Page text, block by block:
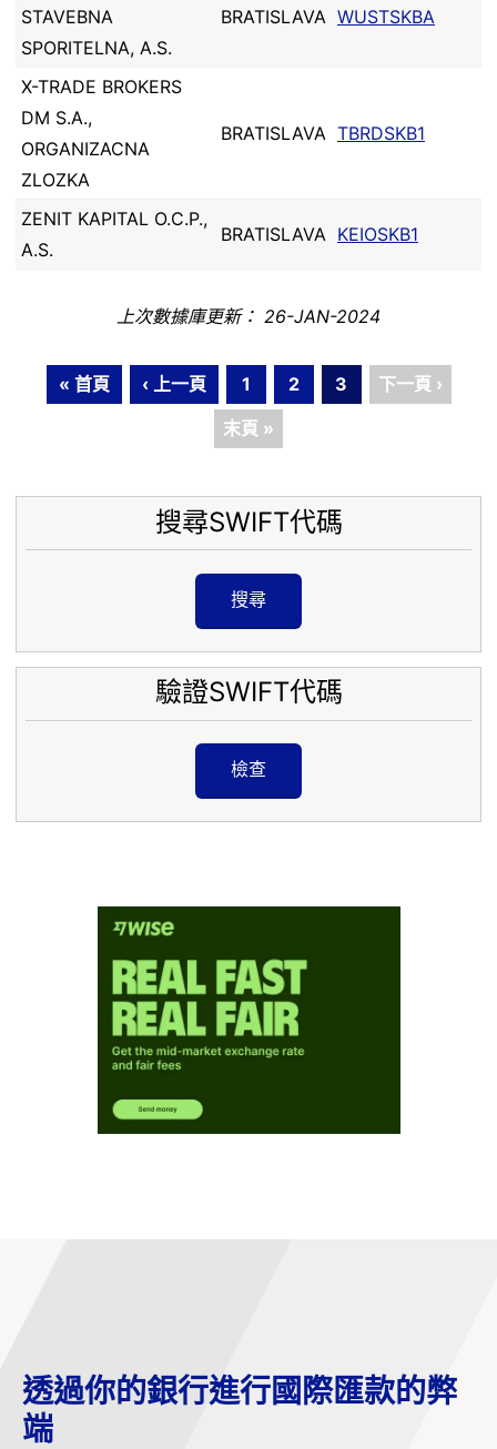
STAVEBNA
SPORITELNA, A.S.
BRATISLAVA WUSTSKBA
X-TRADE BROKERS
DM S.A.,
ORGANIZACNA
ZLOZKA
BRATISLAVA TBRDSKB1
ZENIT KAPITAL O.C.P.,
A.S.
BRATISLAVA KEIOSKB1
上次數據庫更新： 26-JAN-2024
« 首頁 ‹ 上一頁 1 2 3
下一頁 ›
末頁 »
搜尋SWIFT代碼
搜尋
驗證SWIFT代碼
檢查
透過你的銀行進行國際匯款的弊
端